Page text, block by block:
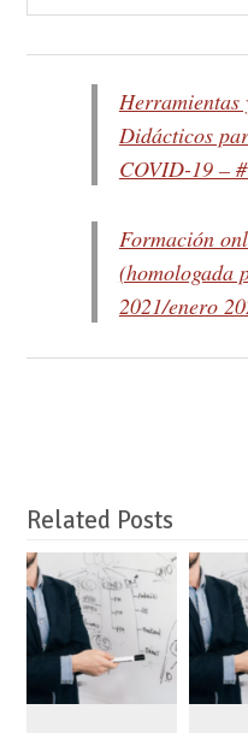
Herramientas
Didácticos
COVID-19 –
Formación
(homologada
2021/enero
Related Posts